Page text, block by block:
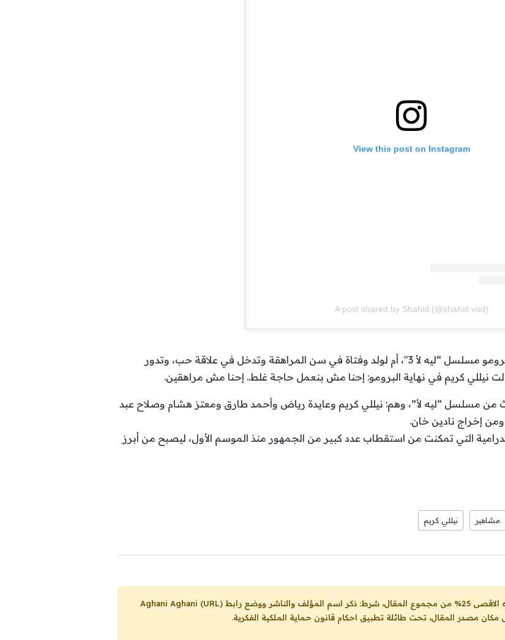
View this post on Instagram
A post shared by Shahid (@shahid.vod)
وفي التفاصيل، ظهرت نيللي كريم خلال أحداث برومو مسلسل “ليه لأ 3″، أم لولد وفتاة في سن المراهقة وتدخل في علاقة حب، وتدور
نيللي كريم في نهاية البرومو: إحنا مش بنعمل حاجة غلط.. إحنا مش مراهقين.
من مسلسل “ليه لأ”، وهم: نيللي كريم وعايدة رياض وأحمد طارق ومعتز هشام وصلاح عبد
إخراج نادين خان.
التي تمكنت من استقطاب عدد كبير من الجمهور منذ الموسم الأول، ليصبح من أبرز
مشاهير نيللي كريم
ووضع رابط
Aghani Aghani (URL)
مكان مصدر المقال، تحت طائلة تطبيق احكام قانون حماية الملكية الفكرية.